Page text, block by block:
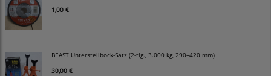
1,00 €
BEAST Unterstellbock-Satz (2-tlg., 3.000 kg, 290–420 mm)
30,00 €